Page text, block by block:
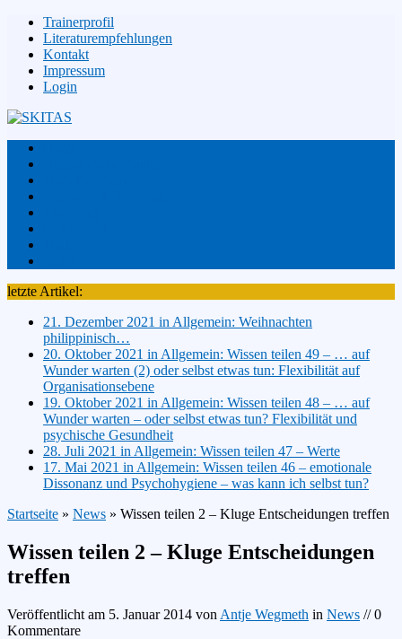
Trainerprofil
Literaturempfehlungen
Kontakt
Impressum
Login
letzte Artikel:
21. Dezember 2021 in Allgemein: Weihnachten
philippinisch…
20. Oktober 2021 in Allgemein: Wissen teilen 49 – … auf
Wunder warten (2) oder selbst etwas tun: Flexibilität auf
Organisationsebene
19. Oktober 2021 in Allgemein: Wissen teilen 48 – … auf
Wunder warten – oder selbst etwas tun? Flexibilität und
psychische Gesundheit
28. Juli 2021 in Allgemein: Wissen teilen 47 – Werte
17. Mai 2021 in Allgemein: Wissen teilen 46 – emotionale
Dissonanz und Psychohygiene – was kann ich selbst tun?
Startseite » News » Wissen teilen 2 – Kluge Entscheidungen treffen
Wissen teilen 2 – Kluge Entscheidungen
treffen
Veröffentlicht am 5. Januar 2014 von Antje Wegmeth in News // 0
Kommentare